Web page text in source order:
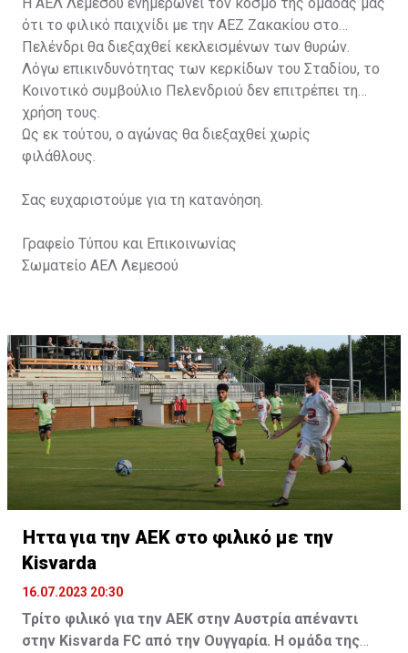
Η ΑΕΛ Λεμεσού ενημερώνει τον κόσμο της ομάδας μας
ότι το φιλικό παιχνίδι με την ΑΕΖ Ζακακίου στο
Πελένδρι θα διεξαχθεί κεκλεισμένων των θυρών.
Λόγω επικινδυνότητας των κερκίδων του Σταδίου, το
Κοινοτικό συμβούλιο Πελενδριού δεν επιτρέπει τη
χρήση τους.
Ως εκ τούτου, ο αγώνας θα διεξαχθεί χωρίς
φιλάθλους.
Σας ευχαριστούμε για τη κατανόηση.
Γραφείο Τύπου και Επικοινωνίας
Σωματείο ΑΕΛ Λεμεσού
Ήττα για την ΑΕΚ στο φιλικό με την
Kisvarda
16.07.2023 20:30
Τρίτο φιλικό για την ΑΕΚ στην Αυστρία απέναντι
στην Kisvarda FC από την Ουγγαρία. Η ομάδα της